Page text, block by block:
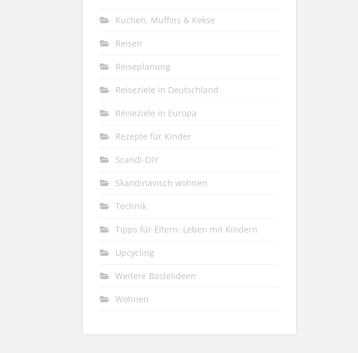
Kuchen, Muffins & Kekse
Reisen
Reiseplanung
Reiseziele in Deutschland
Reiseziele in Europa
Rezepte für Kinder
Scandi-DIY
Skandinavisch wohnen
Technik
Tipps für Eltern: Leben mit Kindern
Upcycling
Weitere Bastelideen
Wohnen